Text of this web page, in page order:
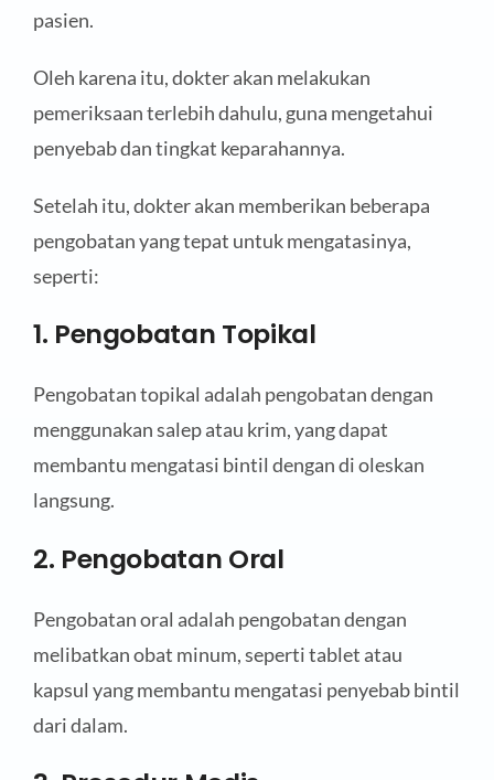
pasien.
Oleh karena itu, dokter akan melakukan
pemeriksaan terlebih dahulu, guna mengetahui
penyebab dan tingkat keparahannya.
Setelah itu, dokter akan memberikan beberapa
pengobatan yang tepat untuk mengatasinya,
seperti:
1. Pengobatan Topikal
Pengobatan topikal adalah pengobatan dengan
menggunakan salep atau krim, yang dapat
membantu mengatasi bintil dengan di oleskan
langsung.
2. Pengobatan Oral
Pengobatan oral adalah pengobatan dengan
melibatkan obat minum, seperti tablet atau
kapsul yang membantu mengatasi penyebab bintil
dari dalam.